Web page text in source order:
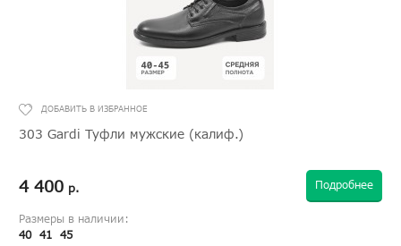
303 Gardi Туфли мужские (калиф.)
4 400 р. Подробнее
Размеры в наличии:
40 41 45